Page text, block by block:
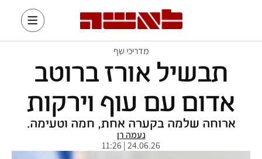
מדריכי שף
תבשיל אורז ברוטב
אדום עם עוף וירקות
ארוחה שלמה בקערה אחת, חמה וטעימה.
נעמה רן
24.06.26 | 11:26